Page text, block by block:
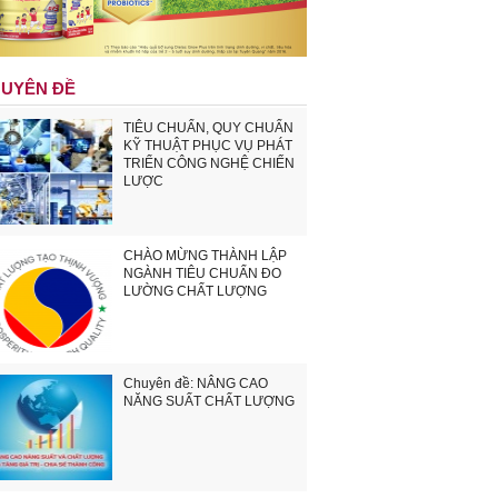
ĐỀ
TIÊU CHUẨN, QUY CHUẨN
KỸ THUẬT PHỤC VỤ PHÁT
TRIỂN CÔNG NGHỆ CHIẾN
LƯỢC
CHÀO MỪNG THÀNH LẬP
NGÀNH TIÊU CHUẨN ĐO
LƯỜNG CHẤT LƯỢNG
Chuyên đề: NÂNG CAO
NĂNG SUẤT CHẤT LƯỢNG